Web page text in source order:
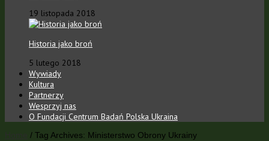
19 listopada 2018
Historia jako broń
5 lutego 2018
Wywiady
Kultura
Partnerzy
Wesprzyj nas
O Fundacji Centrum Badań Polska Ukraina
/ Tag Archives: Ministerstwo Obrony Ukrainy